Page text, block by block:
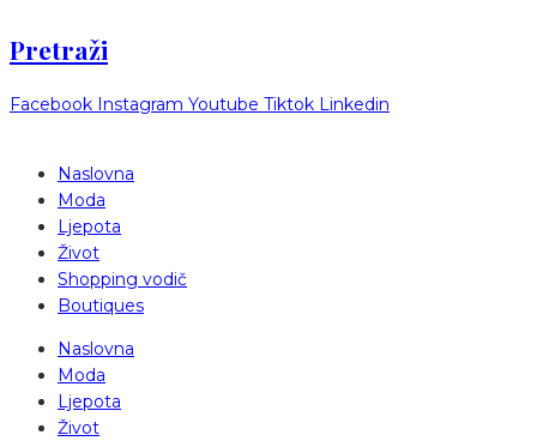
Pretraži
Facebook Instagram Youtube Tiktok Linkedin
Naslovna
Moda
Ljepota
Život
Shopping vodič
Boutiques
Naslovna
Moda
Ljepota
Život